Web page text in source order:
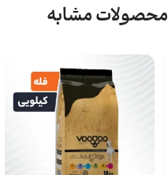
محصولات مشابه